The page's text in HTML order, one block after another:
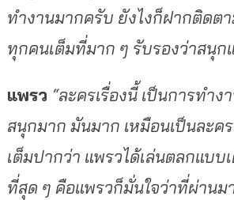
ทำงานมากครับ ยังไงก็ฝากติดต
ทุกคนเต็มที่มาก ๆ รับรองว่าสนุก
แพรว “ละครเรื่องนี้ เป็นการทำ
สนุกมาก มันมาก เหมือนเป็นละค
เต็มปากว่า แพรวได้เล่นตลกแบบ
ที่สุด ๆ คือแพรวก็มั่นใจว่าที่ผ่านม